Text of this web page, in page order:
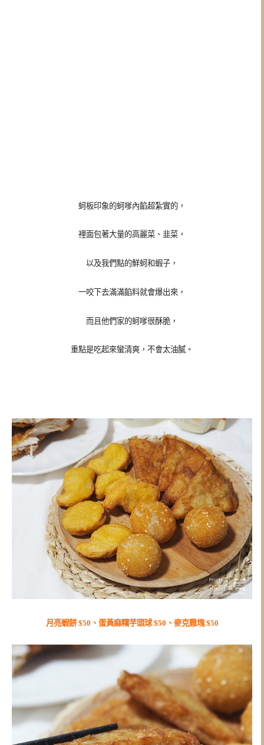
蚵板印象的蚵嗲內餡超紮實的，
裡面包著大量的高麗菜、韭菜，
以及我們點的鮮蚵和蝦子，
一咬下去滿滿餡料就會爆出來，
而且他們家的蚵嗲很酥脆，
重點是吃起來蠻清爽，不會太油膩。
月亮蝦餅 $50、蛋黃麻糬芋頭球 $50、麥克雞塊 $50